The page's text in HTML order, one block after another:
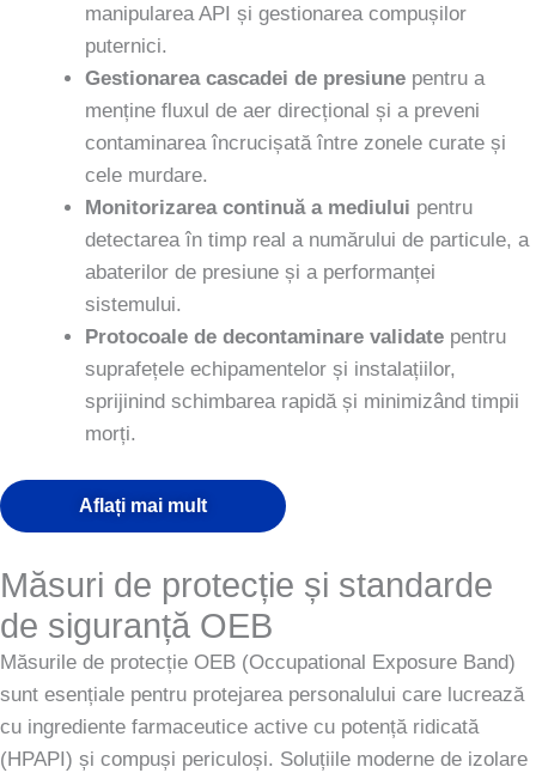
manipularea API și gestionarea compușilor
puternici.
Gestionarea cascadei de presiune pentru a
menține fluxul de aer direcțional și a preveni
contaminarea încrucișată între zonele curate și
cele murdare.
Monitorizarea continuă a mediului pentru
detectarea în timp real a numărului de particule, a
abaterilor de presiune și a performanței
sistemului.
Protocoale de decontaminare validate pentru
suprafețele echipamentelor și instalațiilor,
sprijinind schimbarea rapidă și minimizând timpii
morți.
Aflați mai mult
Măsuri de protecție și standarde
de siguranță OEB
Măsurile de protecție OEB (Occupational Exposure Band)
sunt esențiale pentru protejarea personalului care lucrează
cu ingrediente farmaceutice active cu potență ridicată
(HPAPI) și compuși periculoși. Soluțiile moderne de izolare